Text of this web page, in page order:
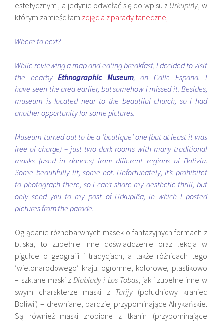
estetycznymi, a jedynie odwołać się do wpisu z Urkupiñy, w
którym zamieściłam zdjęcia z parady tanecznej.
Where to next?
While reviewing a map and eating breakfast, I decided to visit
the nearby Ethnographic Museum, on Calle Espana. I
have seen the area earlier, but somehow I missed it. Besides,
museum is located near to the beautiful church, so I had
another opportunity for some pictures.
Museum turned out to be a ’boutique’ one (but at least it was
free of charge) – just two dark rooms with many traditional
masks (used in dances) from different regions of Bolivia.
Some beautifully lit, some not. Unfortunately, it’s prohibitet
to photograph there, so I can’t share my aesthetic thrill, but
only send you to my post of Urkupiña, in which I posted
pictures from the parade.
Oglądanie różnobarwnych masek o fantazyjnych formach z
bliska, to zupełnie inne doświadczenie oraz lekcja w
pigułce o geografii i tradycjach, a także różnicach tego
‘wielonarodowego’ kraju: ogromne, kolorowe, plastikowo
– szklane maski zDiablady i Los Tobas, jak i zupełne inne w
swym charakterze maski z Tarijy(południowy kraniec
Boliwii) – drewniane, bardziej przypominające Afrykańskie.
Są również maski zrobione z tkanin (przypominające